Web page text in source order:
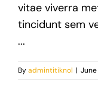
vitae viverra
tincidunt sem
...
Byadmintitiknol |